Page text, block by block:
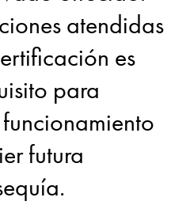
atendidas
es
para
futura